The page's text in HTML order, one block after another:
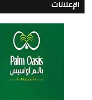
الإعلانات